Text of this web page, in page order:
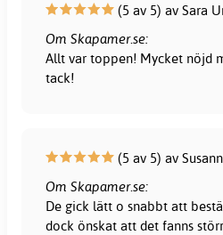
(5 av 5) av Sara
Om Skapamer.se:
Allt var toppen! Mycket nöjd
tack!
(5 av 5) av
Om Skapamer.se:
De gick lätt o snabbt att
dock önskat att det fanns